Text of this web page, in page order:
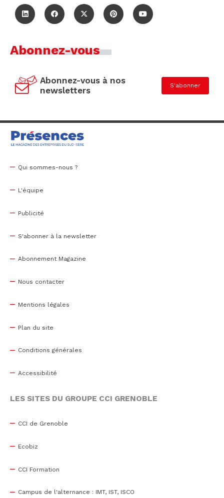
Abonnez-vous
Abonnez-vous à nos
newsletters
S'abonner
Qui sommes-nous ?
L'équipe
Publicité
S'abonner à la newsletter
Abonnement Magazine
Nous contacter
Mentions légales
Plan du site
Conditions générales
Accessibilité
LES SITES DU GROUPE CCI GRENOBLE
CCI de Grenoble
Ecobiz
CCI Formation
Campus de l'alternance : IMT, IST, ISCO